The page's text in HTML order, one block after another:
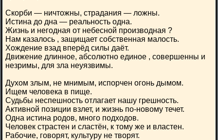
Скорби — ничтожны, страдания — ложны.
Истина до дна — реальность одна.
Жизнь и негодная от небесной производная ?
Нам казалось , защищает собственная малость.
Хождение взад вперёд силы даёт.
Движение длинное, абсолютно единое , совершенны и
незримы, для зла неуязвимы.
Духом злым, не мнимым, испорчен огонь дымом.
Ищем человека в пище.
Судьбы неспешность отлагает нашу грешность.
Активной позиции взлет, и жизнь по-новому течет.
Одна истина родов, много подходов.
Человек страстен и сластён, к тому же и властен.
Рабочие, говорят, культуру не творят.